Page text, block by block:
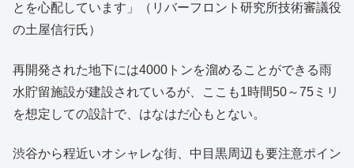
とを心配しています」（リバーフロント研究所技術審議役
の土屋信行氏）
再開発された地下には4000トンを溜めることができる雨
水貯留施設が建設されているが、ここも1時間50～75ミリ
を想定しての設計で、はなはだ心もとない。
渋谷から程近いオシャレな街、中目黒周辺も要注意ポイン